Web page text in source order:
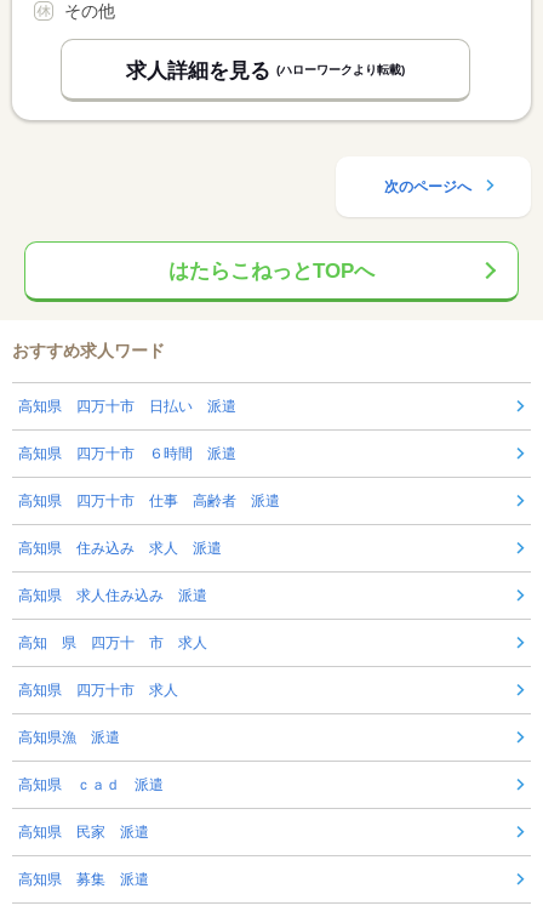
その他
求人詳細を見る (ハローワークより転載)
次のページへ
はたらこねっとTOPへ
おすすめ求人ワード
高知県 四万十市 日払い 派遣
高知県 四万十市 ６時間 派遣
高知県 四万十市 仕事 高齢者 派遣
高知県 住み込み 求人 派遣
高知県 求人住み込み 派遣
高知 県 四万十 市 求人
高知県 四万十市 求人
高知県漁 派遣
高知県 ｃａｄ 派遣
高知県 民家 派遣
高知県 募集 派遣